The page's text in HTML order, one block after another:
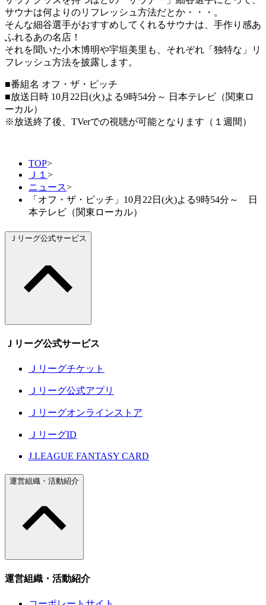
サウナは何よりのリフレッシュ方法だとか・・・。
そんな細谷選手がおすすめしてくれるサウナは、手作り感あ
ふれるあの名店！
それを聞いた小木博明や宇垣美里も、それぞれ「独特な」リ
フレッシュ方法を披露します。
■番組名 オフ・ザ・ピッチ
■放送日時 10月22日(火)よる9時54分～ 日本テレビ（関東ロ
ーカル）
※放送終了後、TVerでの視聴が可能となります（１週間）
TOP>
Ｊ１ >
ニュース>
「オフ・ザ・ピッチ」10月22日(火)よる9時54分～ 日
本テレビ（関東ローカル）
Ｊリーグ公式サービス
Ｊリーグ公式サービス
Ｊリーグチケット
Ｊリーグ公式アプリ
Ｊリーグオンラインストア
ＪリーグID
J.LEAGUE FANTASY CARD
運営組織・活動紹介
運営組織・活動紹介